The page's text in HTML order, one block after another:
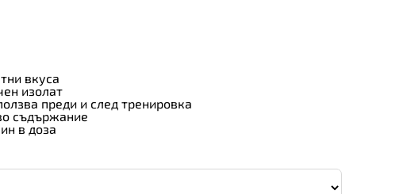
вкуса
изолат
преди и след тренировка
съдържание
в доза